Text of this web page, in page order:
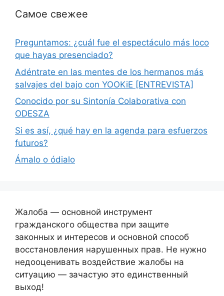
Самое свежее
Preguntamos: ¿cuál fue el espectáculo más loco
que hayas presenciado?
Adéntrate en las mentes de los hermanos más
salvajes del bajo con YOOKiE [ENTREVISTA]
Conocido por su Sintonía Colaborativa con
ODESZA
Si es así, ¿qué hay en la agenda para esfuerzos
futuros?
Ámalo o ódialo
Жалоба — основной инструмент
гражданского общества при защите
законных и интересов и основной способ
восстановления нарушенных прав. Не нужно
недооценивать воздействие жалобы на
ситуацию — зачастую это единственный
выход!